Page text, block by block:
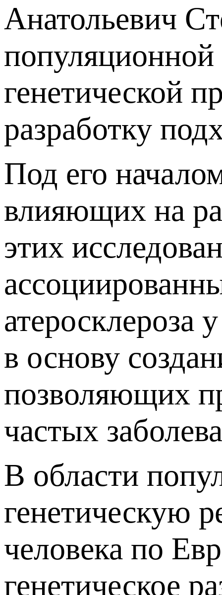
Анатольевич
популяционной
генетической
разработку
Под его
влияющих на
этих
атеросклероза
в основу
позволяющих
частых
В области
генетическую
человека по
генетическое